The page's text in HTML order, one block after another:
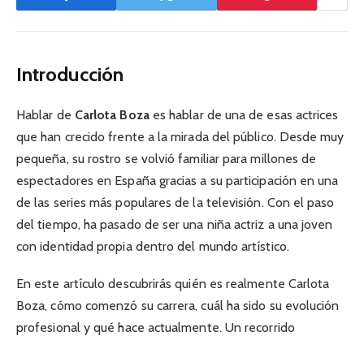
Introducción
Hablar de Carlota Bozaes hablar de una de esas actrices
que han crecido frente a la mirada del público. Desde muy
pequeña, su rostro se volvió familiar para millones de
espectadores en España gracias a su participación en una
de las series más populares de la televisión. Con el paso
del tiempo, ha pasado de ser una niña actriz a una joven
con identidad propia dentro del mundo artístico.
En este artículo descubrirás quién es realmente Carlota
Boza, cómo comenzó su carrera, cuál ha sido su evolución
profesional y qué hace actualmente. Un recorrido